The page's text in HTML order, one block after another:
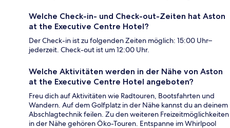
Welche Check-in- und Check-out-Zeiten hat Aston
at the Executive Centre Hotel?
Der Check-in ist zu folgenden Zeiten möglich: 15:00 Uhr–
jederzeit. Check-out ist um 12:00 Uhr.
Welche Aktivitäten werden in der Nähe von Aston
at the Executive Centre Hotel angeboten?
Freu dich auf Aktivitäten wie Radtouren, Bootsfahrten und
Wandern. Auf dem Golfplatz in der Nähe kannst du an deinem
Abschlagtechnik feilen. Zu den weiteren Freizeitmöglichkeiten
in der Nähe gehören Öko-Touren. Entspanne im Whirlpool